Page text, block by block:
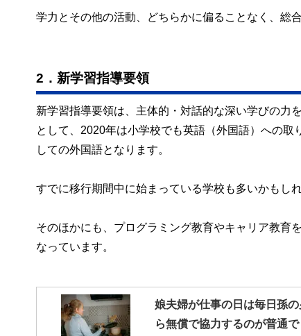
学力とその他の活動、どちらかに偏ることなく、総
2．新学習指導要領
新学習指導要領は、主体的・対話的な深い学びの力
として、2020年は小学校でも英語（外国語）への
しての外国語となります。
すでに移行期間中に始まっている学校も多いかもしれ
そのほかにも、プログラミング教育やキャリア教育
なっています。
娘夫婦が仕事の日は毎日孫
ら無償で協力するのが普通で